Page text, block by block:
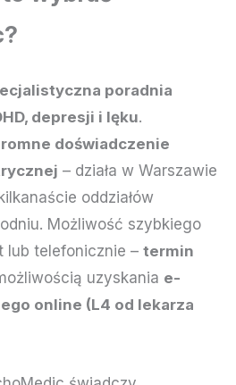
poradnia
depresji i lęku.
doświadczenie
– działa w Warszawie
oddziałów
Możliwość szybkiego
lub telefonicznie – termin
uzyskania e-
online (L4 od lekarza